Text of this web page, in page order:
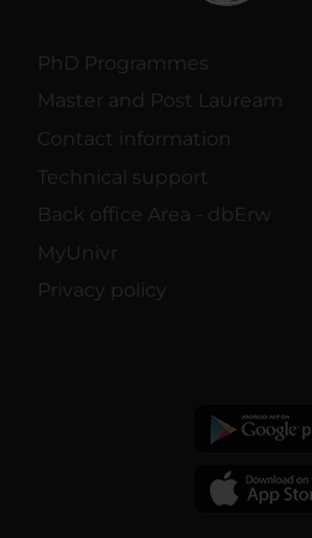
PhD Programmes
Master and Post Lauream
Contact information
Technical support
Back office Area - dbErw
MyUnivr
Privacy policy